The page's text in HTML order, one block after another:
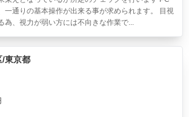
一通りの基本操作が出来る事が求められます。 目視
為、視力が弱い方には不向きな作業で...
/東京都